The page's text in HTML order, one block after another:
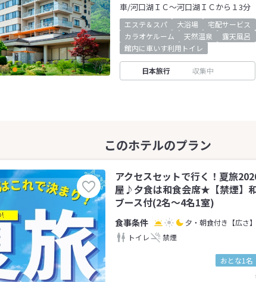
車/河口湖ＩＣ～河口湖ＩＣから１3分
エステ＆スパ 大浴場 宅配サービス
カラオケルーム
天然温泉 露天風呂
館内に車いす利用トイレ
日本旅行 収集中
アクセスセットで行く！夏旅
屋♪夕食は和食会席★【禁煙】
ブース付(2名～4名1室)
夕・朝食付き 【広さ
トイレ
禁煙
おとな1名